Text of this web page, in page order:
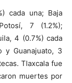
cada una; Baja
7 (1.2%);
4 (0.7%) cada
y Guanajuato, 3
Tlaxcala fue
muertes por